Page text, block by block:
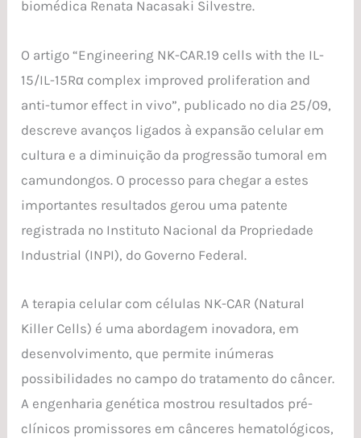
biomédica Renata Nacasaki Silvestre.
O artigo “Engineering NK-CAR.19 cells with the IL-
15/IL-15Rα complex improved proliferation and
anti-tumor effect in vivo”, publicado no dia 25/09,
descreve avanços ligados à expansão celular em
cultura e a diminuição da progressão tumoral em
camundongos. O processo para chegar a estes
importantes resultados gerou uma patente
registrada no Instituto Nacional da Propriedade
Industrial (INPI), do Governo Federal.
A terapia celular com células NK-CAR (Natural
Killer Cells) é uma abordagem inovadora, em
desenvolvimento, que permite inúmeras
possibilidades no campo do tratamento do câncer.
A engenharia genética mostrou resultados pré-
clínicos promissores em cânceres hematológicos,